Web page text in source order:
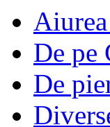
De pe
De